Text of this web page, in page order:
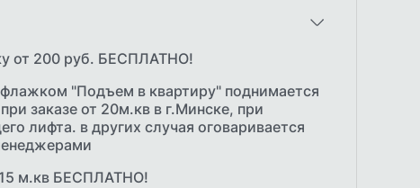
от 200 руб. БЕСПЛАТНО!
"Подъем в квартиру" поднимается
заказе от 20м.кв в г.Минске, при
лифта. в других случая оговаривается
м.кв БЕСПЛАТНО!